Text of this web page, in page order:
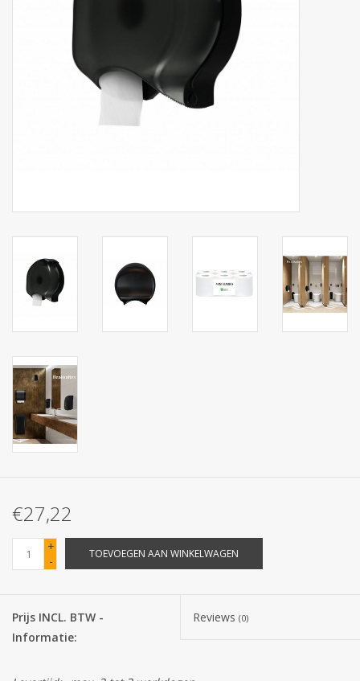
Snoeppot-Snoep
Cleaning-producten
Verpakking
Kantoorbenodigdheden
Batterijen
Corona
Sinterklaassnoep
Paasgeschenken
€27,22
+
-
TOEVOEGEN AAN WINKELWAGEN
Prijs INCL. BTW -
Informatie:
Reviews (0)